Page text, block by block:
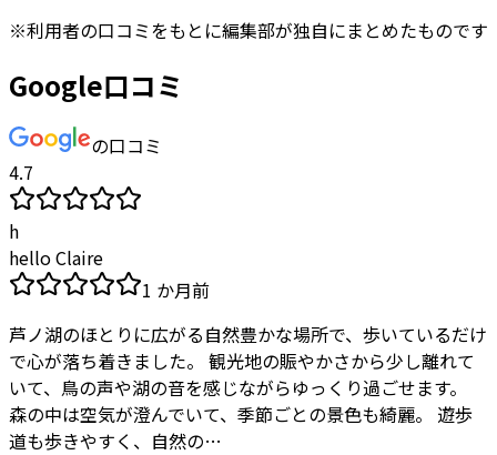
※利用者の口コミをもとに編集部が独自にまとめたものです
Google口コミ
の口コミ
4.7
h
hello Claire
1 か月前
芦ノ湖のほとりに広がる自然豊かな場所で、歩いているだけ
で心が落ち着きました。 観光地の賑やかさから少し離れて
いて、鳥の声や湖の音を感じながらゆっくり過ごせます。
森の中は空気が澄んでいて、季節ごとの景色も綺麗。 遊歩
道も歩きやすく、自然の…